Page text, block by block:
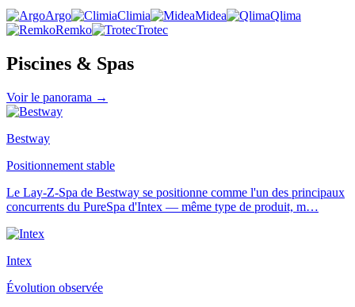
Argo
Climia Midea
Qlima
Remko
Trotec
Piscines & Spas
Voir le panorama →
Bestway
Positionnement stable
Le Lay-Z-Spa de Bestway se positionne comme l'un des principaux
concurrents du PureSpa d'Intex — même type de produit, m…
Intex
Évolution observée